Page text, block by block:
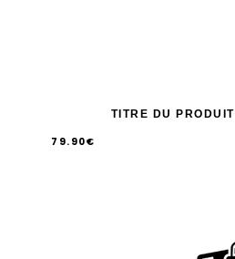
TITRE DU PRODUIT
79.90€
/